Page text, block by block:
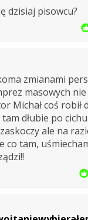
dzisiaj pisowcu?
zmianami
masowych
Michał coś robił
dłubie po
ale na
co tam,